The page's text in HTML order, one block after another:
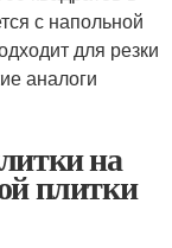
с напольной
для резки
аналоги
на
плитки